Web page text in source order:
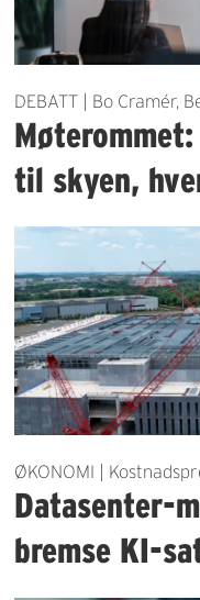
DEBATT | Bo Cramér,
til skyen,
ØKONOMI |
Datasenter-
bremse KI-